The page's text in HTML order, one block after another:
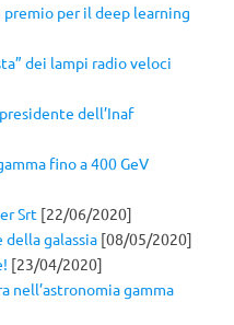
per il deep learning
dei lampi radio veloci
dell’Inaf
fino a 400 GeV
Srt [22/06/2020]
della galassia [08/05/2020]
[23/04/2020]
nell’astronomia gamma